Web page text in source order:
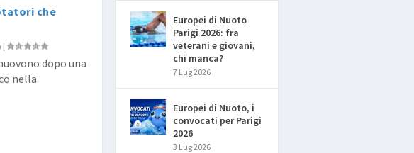
che
|
dopo una
nella
Europei di Nuoto
Parigi 2026: fra
veterani e giovani,
chi manca?
7 Lug 2026
Europei di Nuoto, i
convocati per Parigi
2026
3 Lug 2026